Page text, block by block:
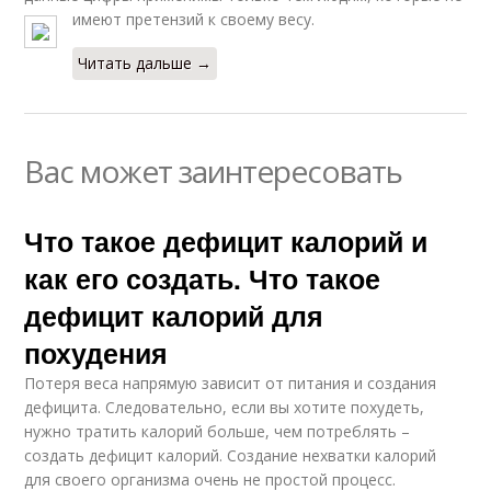
имеют претензий к своему весу.
Читать дальше →
Вас может заинтересовать
Что такое дефицит калорий и
как его создать. Что такое
дефицит калорий для
похудения
Потеря веса напрямую зависит от питания и создания
дефицита. Следовательно, если вы хотите похудеть,
нужно тратить калорий больше, чем потреблять –
создать дефицит калорий. Создание нехватки калорий
для своего организма очень не простой процесс.